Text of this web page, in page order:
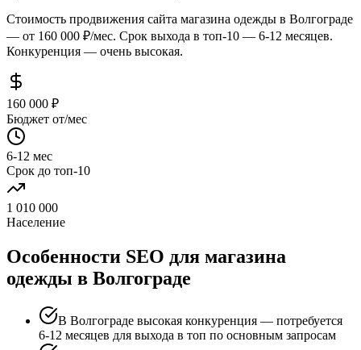
Стоимость продвижения сайта магазина одежды в Волгограде
— от 160 000 ₽/мес. Срок выхода в топ-10 — 6-12 месяцев.
Конкуренция — очень высокая.
160 000 ₽
Бюджет от/мес
6-12 мес
Срок до топ-10
1 010 000
Население
Особенности SEO для магазина
одежды в Волгограде
В Волгограде высокая конкуренция — потребуется
6-12 месяцев для выхода в топ по основным запросам